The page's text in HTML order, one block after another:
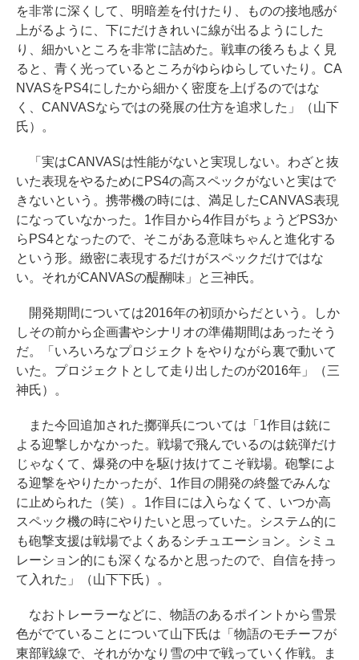
を非常に深くして、明暗差を付けたり、ものの接地感が
上がるように、下にだけきれいに線が出るようにした
り、細かいところを非常に詰めた。戦車の後ろもよく見
ると、青く光っているところがゆらゆらしていたり。CA
NVASをPS4にしたから細かく密度を上げるのではな
く、CANVASならではの発展の仕方を追求した」（山下
氏）。
「実はCANVASは性能がないと実現しない。わざと抜
いた表現をやるためにPS4の高スペックがないと実はで
きないという。携帯機の時には、満足したCANVAS表現
になっていなかった。1作目から4作目がちょうどPS3か
らPS4となったので、そこがある意味ちゃんと進化する
という形。緻密に表現するだけがスペックだけではな
い。それがCANVASの醍醐味」と三神氏。
開発期間については2016年の初頭からだという。しか
しその前から企画書やシナリオの準備期間はあったそう
だ。「いろいろなプロジェクトをやりながら裏で動いて
いた。プロジェクトとして走り出したのが2016年」（三
神氏）。
また今回追加された擲弾兵については「1作目は銃に
よる迎撃しかなかった。戦場で飛んでいるのは銃弾だけ
じゃなくて、爆発の中を駆け抜けてこそ戦場。砲撃によ
る迎撃をやりたかったが、1作目の開発の終盤でみんな
に止められた（笑）。1作目には入らなくて、いつか高
スペック機の時にやりたいと思っていた。システム的に
も砲撃支援は戦場でよくあるシチュエーション。シミュ
レーション的にも深くなるかと思ったので、自信を持っ
て入れた」（山下下氏）。
なおトレーラーなどに、物語のあるポイントから雪景
色がでていることについて山下氏は「物語のモチーフが
東部戦線で、それがかなり雪の中で戦っていく作戦。ま